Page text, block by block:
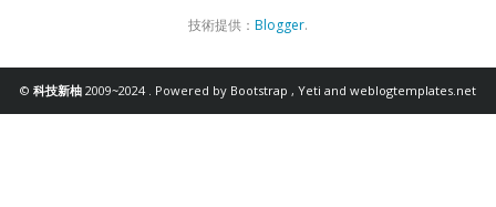
技術提供： Blogger.
© 科技新柚 2009~2024 . Powered by Bootstrap , Yeti and weblogtemplates.net